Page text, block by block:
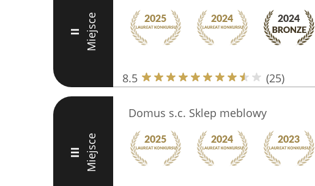
II Miejsce
8.5 (25)
III Miejsce
Domus s.c. Sklep meblowy